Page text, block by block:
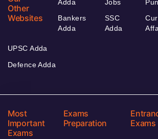
Other
Websites
Adda
Bankers
Adda
Jobs
SSC
Adda
UPSC Adda
Defence Adda
Most
Important
Exams
Exams
Preparation
Exams